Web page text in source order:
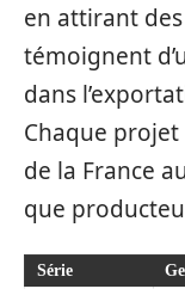
en attirant
témoignent
dans
Chaque
de la France
que
Série